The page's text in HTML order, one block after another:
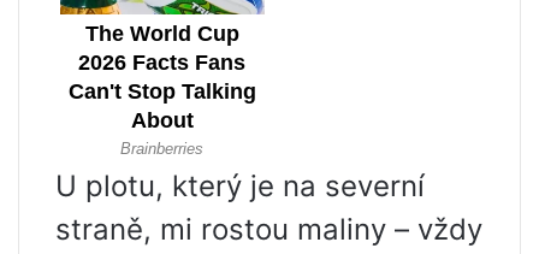
U plotu, který je na severní
straně, mi rostou maliny – vždy